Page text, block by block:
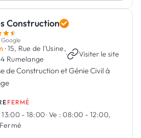
Construction
· 15, Rue de l'Usine,
Rumelange
· Visiter le site
de Construction et Génie Civil à
FERMÉ
- 18:00·Ve : 08:00 - 12:00,
Fermé